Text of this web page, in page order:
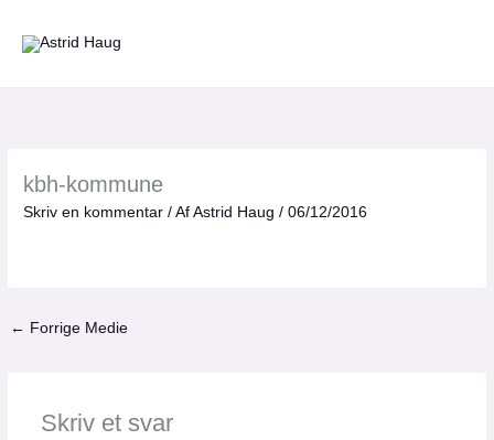
kbh-kommune
Skriv en kommentar / AfAstrid Haug/06/12/2016
← Forrige Medie
Skriv et svar